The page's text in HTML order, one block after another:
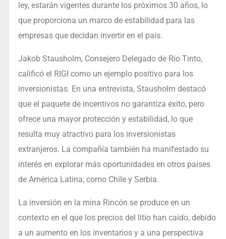
ley, estarán vigentes durante los próximos 30 años, lo
que proporciona un marco de estabilidad para las
empresas que decidan invertir en el país.
Jakob Stausholm, Consejero Delegado de Rio Tinto,
calificó el RIGI como un ejemplo positivo para los
inversionistas. En una entrevista, Stausholm destacó
que el paquete de incentivos no garantiza éxito, pero
ofrece una mayor protección y estabilidad, lo que
resulta muy atractivo para los inversionistas
extranjeros. La compañía también ha manifestado su
interés en explorar más oportunidades en otros países
de América Latina, como Chile y Serbia.
La inversión en la mina Rincón se produce en un
contexto en el que los precios del litio han caído, debido
a un aumento en los inventarios y a una perspectiva